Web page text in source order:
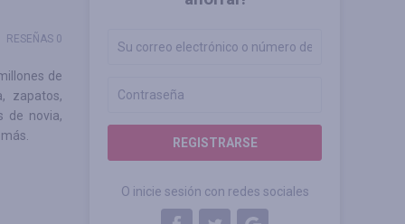
REGISTRARSE
O inicie sesión con redes sociales
RESEÑAS 0
de
zapatos,
de novia,